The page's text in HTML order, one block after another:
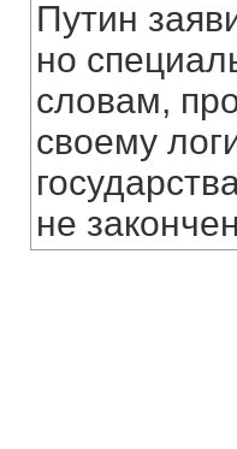
Путин
но
словам,
своему
не